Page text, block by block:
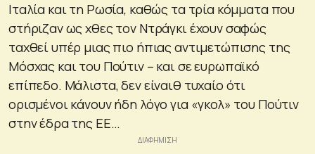
Ιταλία και τη Ρωσία, καθώς τα τρία κόμματα που
στήριζαν ως χθες τον Ντράγκι έχουν σαφώς
ταχθεί υπέρ μιας πιο ήπιας αντιμετώπισης της
Μόσχας και του Πούτιν – και σε ευρωπαϊκό
επίπεδο. Μάλιστα, δεν είναιθ τυχαίο ότι
ορισμένοι κάνουν ήδη λόγο για «γκολ» του Πούτιν
στην έδρα της ΕΕ…